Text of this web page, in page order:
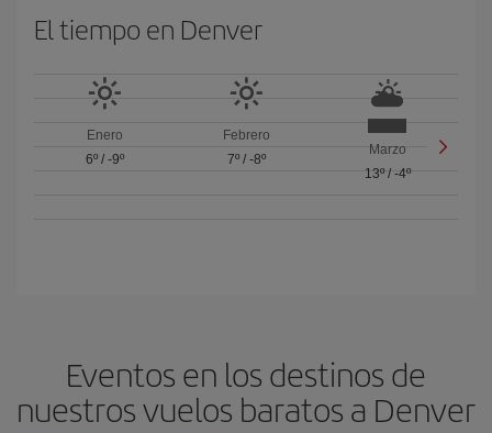
El tiempo en Denver
Enero
6º/ -9º
Febrero
7º/ -8º
Marzo
13º/ -4º
Eventos en los destinos de
nuestros vuelos baratos a Denver